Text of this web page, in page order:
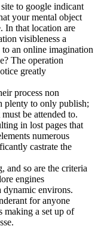
to google indicant
your mental object
In that location are
visibleness a
an online imagination
The operation
greatly
process non
plenty to only publish;
be attended to.
in lost pages that
numerous
castrate the
and so are the criteria
engines
dynamic environs.
for anyone
making a set up of